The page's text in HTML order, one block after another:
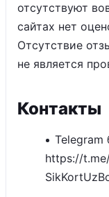
отсутствуют
сайтах нет
Отсутствие
не является
Контакты
Telegram
https://